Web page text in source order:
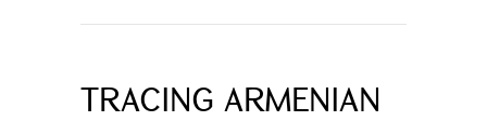
TRACING ARMENIAN